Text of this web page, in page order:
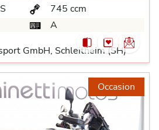
745 ccm
A
GmbH, Schleitheim (SH)
Occasion